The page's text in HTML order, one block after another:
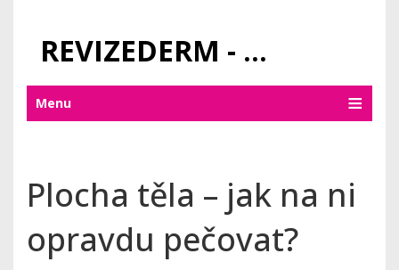
REVIZEDERM - PÉČE O KŮŽI A KOSMETIKA
Menu
Plocha těla – jak na ni
opravdu pečovat?